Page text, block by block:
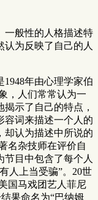
一般性的人格描述特
为反映了自己的人
年由心理学家伯
，人们常常认为一
示了自己的特点，
容词来描述一个人的
却认为描述中所说的
名杂技师在评价自
目中包含了每个人
人上当受骗”。20世
国马戏团艺人菲尼
果命名为“巴纳姆